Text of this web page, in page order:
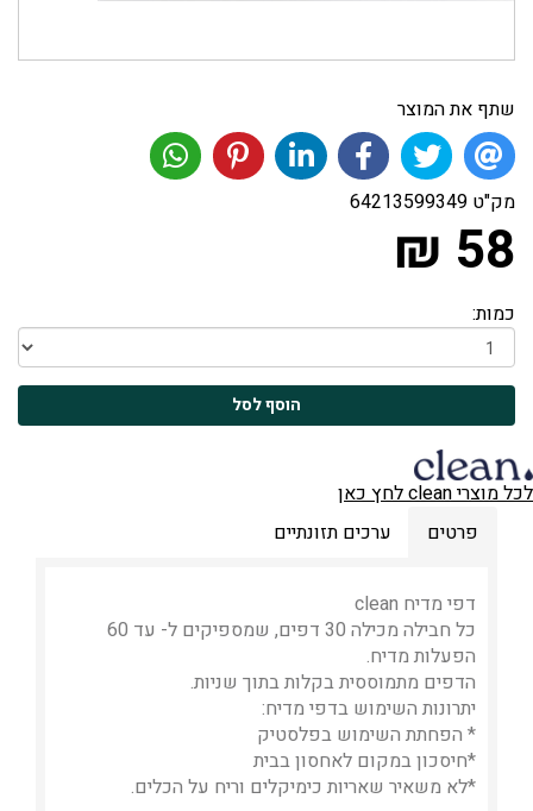
שתף את המוצר
מק"ט 64213599349
58 ₪
כמות:
לכל מוצרי clean לחץ כאן
פרטים
ערכים תזונתיים
דפי מדיח clean
כל חבילה מכילה 30 דפים, שמספיקים ל- עד 60
הפעלות מדיח.
הדפים מתמוססית בקלות בתוך שניות.
יתרונות השימוש בדפי מדיח:
* הפחתת השימוש בפלסטיק
*חיסכון במקום לאחסון בבית
*לא משאיר שאריות כימיקלים וריח על הכלים.